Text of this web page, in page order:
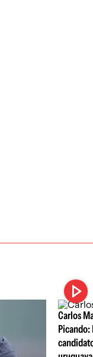
Carlos
Picando: